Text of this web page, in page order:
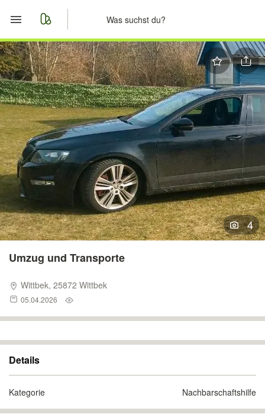
Start
Merkliste
Nachrichten
Anzeige aufgeben
4
Umzug und Transporte
Wittbek, 25872 Wittbek
05.04.2026
Details
Kategorie Nachbarschaftshilfe